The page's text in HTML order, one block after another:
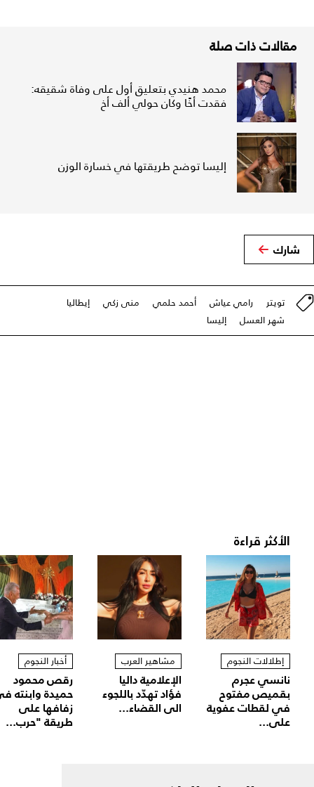
مقالات ذات صلة
محمد هنيدي بتعليق أول على وفاة شقيقه:
فقدت أخًا وكان حولي ألف أخ
إليسا توضح طريقتها في خسارة الوزن
شارك
تويتر رامي عياش أحمد حلمي منى زكي
إيطاليا
شهر العسل
إليسا
الأكثر قراءة
إطلالات النجوم
نانسي عجرم
بقميص مفتوح
في لقطات عفوية
على...
مشاهير العرب
الإعلامية داليا
فؤاد تهدّد باللجوء
الى القضاء...
أخبار النجوم
رقص محمود
حميدة وابنته
زفافها على
طريقة "حرب...